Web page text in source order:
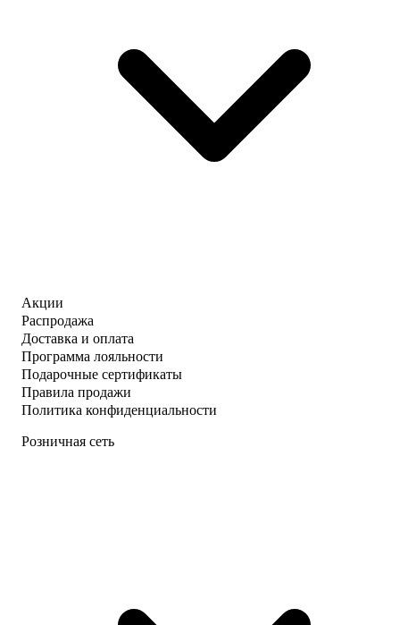
Акции
Распродажа
Доставка и оплата
Программа лояльности
Подарочные сертификаты
Правила продажи
Политика конфиденциальности
Розничная сеть